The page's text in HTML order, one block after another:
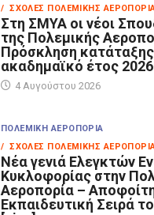
/ ΣΧΟΛΈΣ ΠΟΛΕΜΙΚΉΣ
Στη ΣΜΥΑ οι νέοι
της Πολεμικής
Πρόσκληση κατάταξης
ακαδημαϊκό έτος
4 Αυγούστου 2026
ΠΟΛΕΜΙΚΉ ΑΕΡΟΠΟΡΊΑ
/ ΣΧΟΛΈΣ ΠΟΛΕΜΙΚΉΣ
Νέα γενιά Ελεγκτών
Κυκλοφορίας στην
Αεροπορία –
Εκπαιδευτική Σειρά